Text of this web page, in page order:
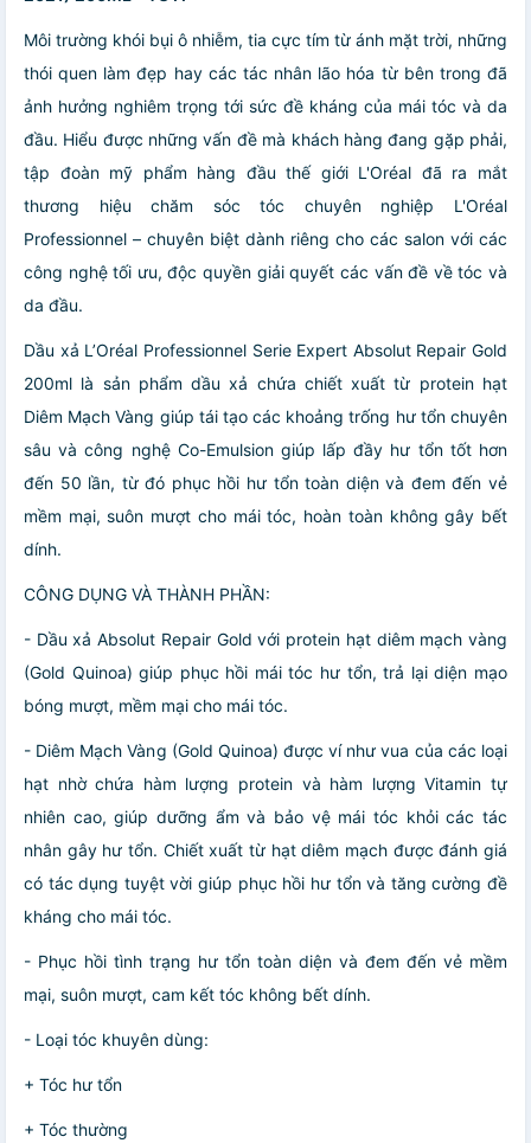
Môi trường khói bụi ô nhiễm, tia cực tím từ ánh mặt trời, những
thói quen làm đẹp hay các tác nhân lão hóa từ bên trong đã
ảnh hưởng nghiêm trọng tới sức đề kháng của mái tóc và da
đầu. Hiểu được những vấn đề mà khách hàng đang gặp phải,
tập đoàn mỹ phẩm hàng đầu thế giới L'Oréal đã ra mắt
thương hiệu chăm sóc tóc chuyên nghiệp L'Oréal
Professionnel – chuyên biệt dành riêng cho các salon với các
công nghệ tối ưu, độc quyền giải quyết các vấn đề về tóc và
da đầu.
Dầu xả L’Oréal Professionnel Serie Expert Absolut Repair Gold
200ml là sản phẩm dầu xả chứa chiết xuất từ protein hạt
Diêm Mạch Vàng giúp tái tạo các khoảng trống hư tổn chuyên
sâu và công nghệ Co-Emulsion giúp lấp đầy hư tổn tốt hơn
đến 50 lần, từ đó phục hồi hư tổn toàn diện và đem đến vẻ
mềm mại, suôn mượt cho mái tóc, hoàn toàn không gây bết
dính.
CÔNG DỤNG VÀ THÀNH PHẦN:
- Dầu xả Absolut Repair Gold với protein hạt diêm mạch vàng
(Gold Quinoa) giúp phục hồi mái tóc hư tổn, trả lại diện mạo
bóng mượt, mềm mại cho mái tóc.
- Diêm Mạch Vàng (Gold Quinoa) được ví như vua của các loại
hạt nhờ chứa hàm lượng protein và hàm lượng Vitamin tự
nhiên cao, giúp dưỡng ẩm và bảo vệ mái tóc khỏi các tác
nhân gây hư tổn. Chiết xuất từ hạt diêm mạch được đánh giá
có tác dụng tuyệt vời giúp phục hồi hư tổn và tăng cường đề
kháng cho mái tóc.
- Phục hồi tình trạng hư tổn toàn diện và đem đến vẻ mềm
mại, suôn mượt, cam kết tóc không bết dính.
- Loại tóc khuyên dùng:
+ Tóc hư tổn
+ Tóc thường